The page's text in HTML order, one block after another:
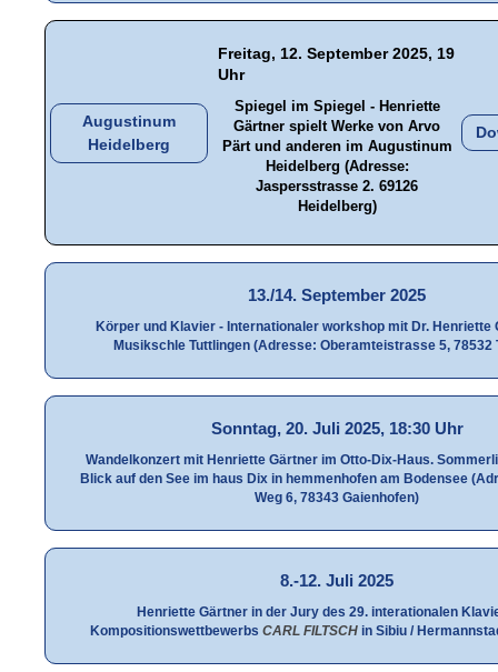
Augustinum
Heidelberg
Freitag, 12. September 2025, 19
Uhr
Spiegel im Spiegel - Henriette
Gärtner spielt Werke von Arvo
Pärt und anderen im Augustinum
Heidelberg (Adresse:
Jaspersstrasse 2. 69126
Heidelberg)
13./14. September 2025
Körper und Klavier - Internationaler workshop mit Dr. Henriette
Musikschle Tuttlingen (Adresse: Oberamteistrasse 5, 78532
Sonntag, 20. Juli 2025, 18:30 Uhr
Wandelkonzert mit Henriette Gärtner im Otto-Dix-Haus.
Blick auf den See im haus Dix in hemmenhofen am Bodensee
Weg 6, 78343 Gaienhofen)
8.-12. Juli 2025
Henriette Gärtner in der Jury des 29. interationalen
Kompositionswettbewerbs CARL FILTSCHin Sibiu /